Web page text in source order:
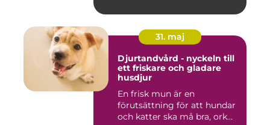
31. maj
Djurtandvård - nyckeln till
ett friskare och gladare
husdjur
En frisk mun är en
förutsättning för att hundar
och katter ska må bra, ork...